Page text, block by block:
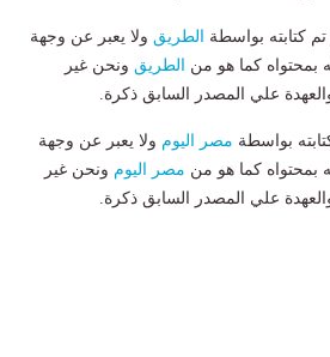
كتابته بواسطة الطريق ولا يعبر عن وجهة
بمحتواه كما هو من الطريق ونحن غير
علي المصدر السابق ذكرة.
بواسطة مصر اليوم ولا يعبر عن وجهة
بمحتواه كما هو من مصر اليوم ونحن غير
علي المصدر السابق ذكرة.